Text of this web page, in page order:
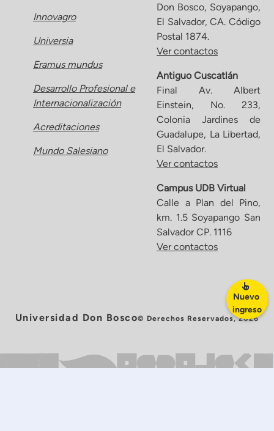
Nuevo
ingreso
Innovagro
Universia
Eramus mundus
Desarrollo Profesional e
Internacionalización
Acreditaciones
Mundo Salesiano
Don Bosco, Soyapango,
El Salvador, CA. Código
Postal 1874.
Ver contactos
Antiguo Cuscatlán
Final Av. Albert
Einstein, No. 233,
Colonia Jardines de
Guadalupe, La Libertad,
El Salvador.
Ver contactos
Campus UDB Virtual
Calle a Plan del Pino,
km. 1.5 Soyapango San
Salvador CP. 1116
Ver contactos
Universidad Don Bosco© Derechos Reservados, 2026